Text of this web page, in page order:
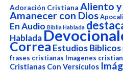
Adoración Cristiana Aliento y
Amanecer con Dios
En Audio Biblia Hablada
Hablada
Correa Estudios Biblicos
frases cristianas Imagenes
Cristianas Con Versículos